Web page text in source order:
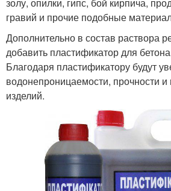
гравий и прочие подобные
Дополнительно в состав раствора
добавить пластификатор для
Благодаря пластификатору будут
водонепроницаемости, прочности и
изделий.